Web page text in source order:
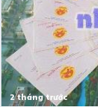
2 tháng trước